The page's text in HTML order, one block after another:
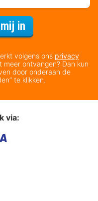
in
volgens ons privacy
meer ontvangen? Dan kun
door onderaan de
te klikken.
via: